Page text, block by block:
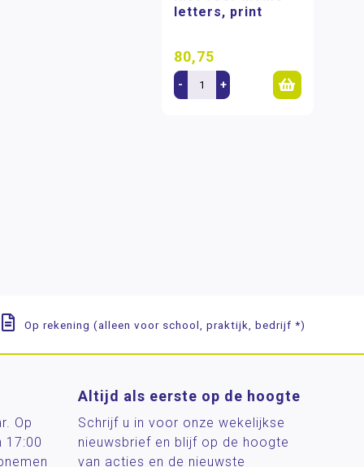
letters, print
80,75
- +
Op rekening (alleen voor school, praktijk, bedrijf *)
Op
17:00
Altijd als eerste op de hoogte
Schrijf u in voor onze wekelijkse
nieuwsbrief en blijf op de hoogte
van acties en de nieuwste